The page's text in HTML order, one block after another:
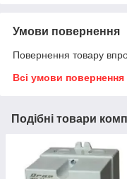
Умови повернення
Повернення товару
Всі умови повернення
Подібні товари